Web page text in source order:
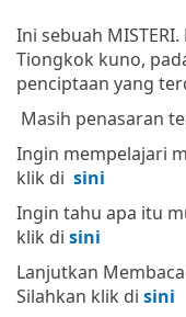
Ini sebuah
Tiongkok kuno,
penciptaan yang
Masih penasaran
Ingin mempelajari
klik di sini
Ingin tahu apa itu
klik di sini
Lanjutkan
Silahkan klik di sini